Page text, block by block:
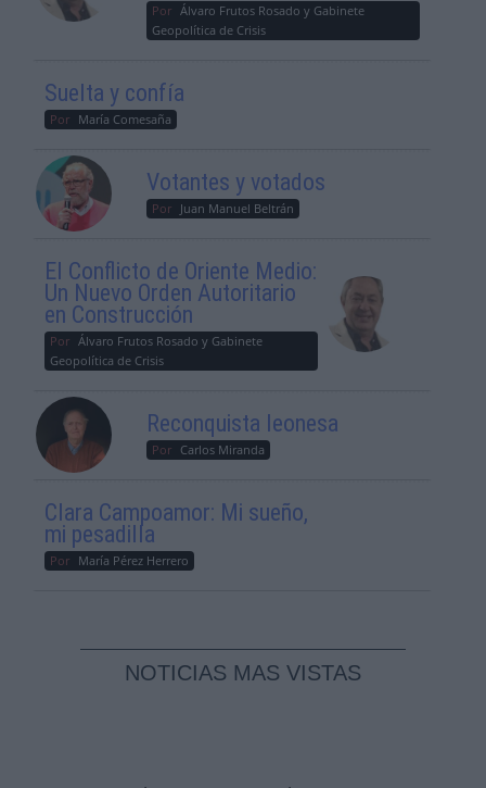
Por Álvaro Frutos Rosado y Gabinete
Geopolítica de Crisis
Suelta y confía
Por María Comesaña
Votantes y votados
Por Juan Manuel Beltrán
El Conflicto de Oriente Medio:
Un Nuevo Orden Autoritario
en Construcción
Por Álvaro Frutos Rosado y Gabinete
Geopolítica de Crisis
Reconquista leonesa
Por Carlos Miranda
Clara Campoamor: Mi sueño,
mi pesadilla
Por María Pérez Herrero
NOTICIAS MAS VISTAS